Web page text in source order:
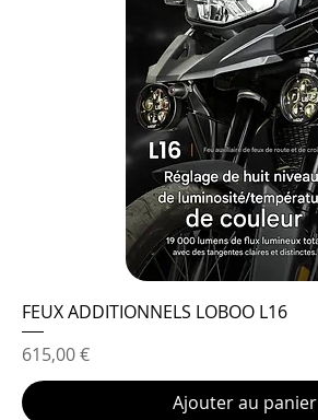
FEUX ADDITIONNELS LOBOO L16
Prix
615,00 €
Ajouter au panier